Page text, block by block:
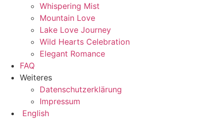
Whispering Mist
Mountain Love
Lake Love Journey
Wild Hearts Celebration
Elegant Romance
FAQ
Weiteres
Datenschutzerklärung
Impressum
English